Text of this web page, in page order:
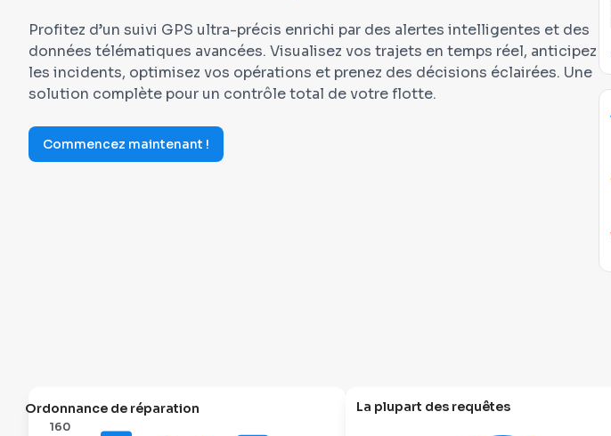
Profitez d’un suivi GPS ultra-précis enrichi par des alertes intelligentes et des
données télématiques avancées. Visualisez vos trajets en temps réel, anticipez
les incidents, optimisez vos opérations et prenez des décisions éclairées. Une
solution complète pour un contrôle total de votre flotte.
Commencez maintenant !
Ordonnance de réparation
160
La plupart des requêtes